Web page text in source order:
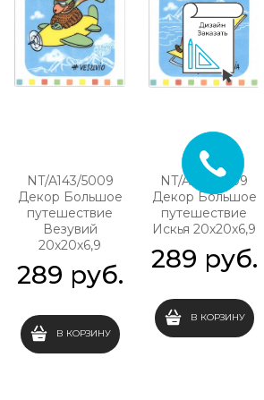
NT/A143/5009
Декор Большое
путешествие
Везувий
20х20х6,9
289 руб.
В КОРЗИНУ
NT/A144/5009
Декор Большое
путешествие
Искья 20х20х6,9
289 руб.
В КОРЗИНУ